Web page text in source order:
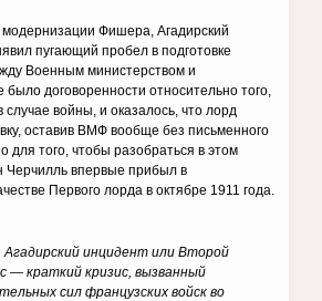
Фишера, Агадирский
пугающий пробел в подготовке
Военным министерством и
договоренности относительно того,
случае войны, и оказалось, что лорд
оставив ВМФ вообще без письменного
для того, чтобы разобраться в этом
Черчилль впервые прибыл в
Первого лорда в октябре 1911 года.
Агадирский инцидент или Второй
— краткий кризис, вызванный
сил французских войск во